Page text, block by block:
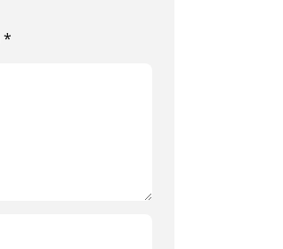
*